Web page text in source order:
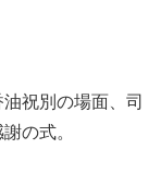
祝別の場面、司
の式。